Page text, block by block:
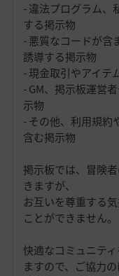
- 違法プログラム、
する掲示物
- 悪質なコードが含
誘導する掲示物
- 現金取引やアイテ
- GM、掲示板運営
示物
- その他、利用規約
含む掲示物
掲示板では、冒険
きますが、
お互いを尊重する
ことができません。
快適なコミュニテ
ますので、ご協力